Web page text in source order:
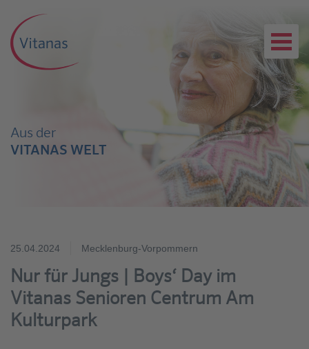
Aus der
VITANAS WELT
25.04.2024 Mecklenburg-Vorpommern
Nur für Jungs | Boys‘ Day im
Vitanas Senioren Centrum Am
Kulturpark